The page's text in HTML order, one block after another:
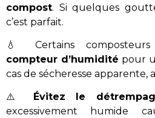
compost. Si quelques
c’est parfait.
💧 Certains
compteur d’humidité pour
cas de sécheresse apparente,
⚠️ Évitez le
excessivement humide